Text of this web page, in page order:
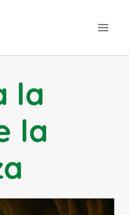
la
la